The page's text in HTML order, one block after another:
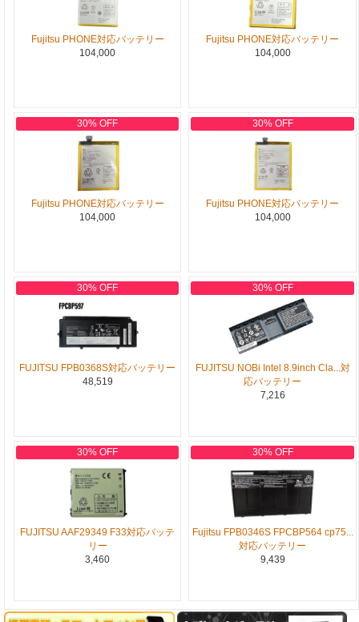
Fujitsu PHONE対応バッテリー
104,000
Fujitsu PHONE対応バッテリー
104,000
30% OFF
Fujitsu PHONE対応バッテリー
104,000
30% OFF
Fujitsu PHONE対応バッテリー
104,000
30% OFF
FUJITSU FPB0368S対応バッテリー
48,519
30% OFF
FUJITSU NOBi Intel 8.9inch Cla...対
応バッテリー
7,216
30% OFF
FUJITSU AAF29349 F33対応バッテ
リー
3,460
30% OFF
Fujitsu FPB0346S FPCBP564 cp75...
対応バッテリー
9,439